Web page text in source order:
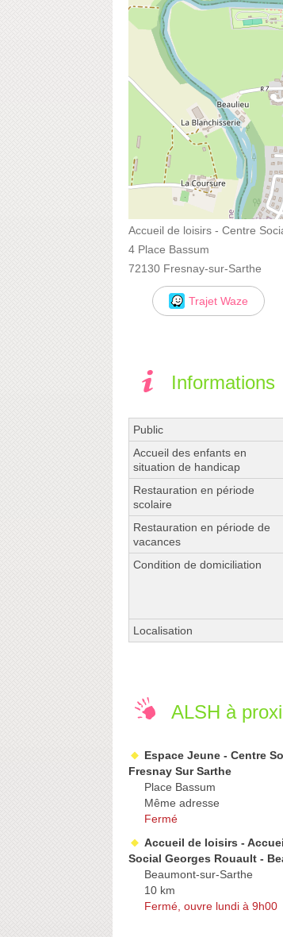
Accueil de loisirs - Centre
4 Place Bassum
72130 Fresnay-sur-Sarthe
Trajet Waze
Informations
Public
Accueil des enfants en
situation de handicap
Restauration en période
scolaire
Restauration en période de
vacances
Condition de domiciliation
Localisation
ALSH à
Espace Jeune - Centre
Fresnay Sur Sarthe
Place Bassum
Même adresse
Fermé
Accueil de loisirs -
Social Georges Rouault -
Beaumont-sur-Sarthe
10 km
Fermé, ouvre lundi à 9h00